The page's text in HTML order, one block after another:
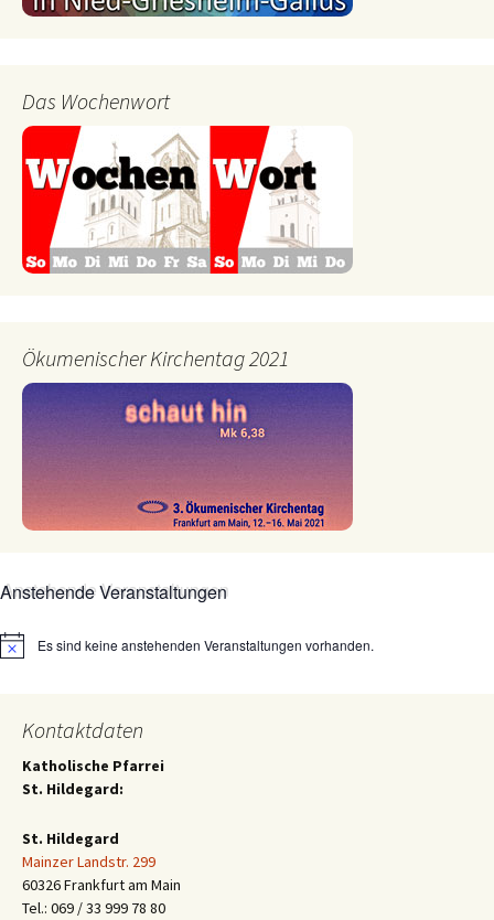
Das Wochenwort
Ökumenischer Kirchentag 2021
Anstehende Veranstaltungen
HinweisEs sind keine anstehenden Veranstaltungen vorhanden.
Kontaktdaten
Katholische Pfarrei
St. Hildegard:
St. Hildegard
Mainzer Landstr. 299
60326 Frankfurt am Main
Tel.: 069 / 33 999 78 80